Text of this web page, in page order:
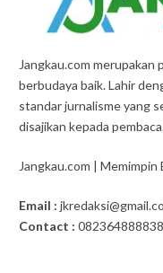
Jangkau.com
berbudaya baik. Lahir
standar jurnalisme yang
disajikan kepada
Jangkau.com | Memimpin
Email :
Contact : 082364888838